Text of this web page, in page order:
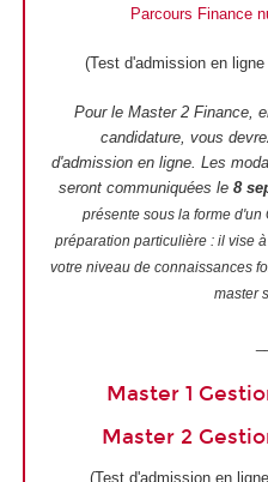
Parcours Finance
(Test d'admission en ligne
Pour le Master 2 Finance,
candidature, vous
d'admission en ligne. Les
seront communiquées le 8
présente sous la forme
préparation particulière : il vise
votre niveau de connaissances
master
Master 1
Master 2
(Test d'admission en